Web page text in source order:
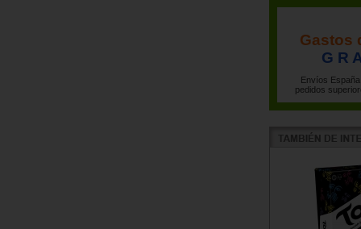
Gastos
G R
Envíos
pedidos